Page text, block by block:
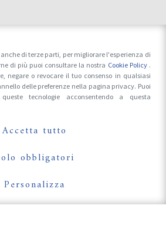
Stampa e Fotografi
Follow Us On
di terze parti, per migliorare l'esperienza di
di più puoi consultare la nostra Cookie Policy .
negare o revocare il tuo consenso in qualsiasi
delle preferenze nella pagina privacy. Puoi
tecnologie acconsentendo a questa
Accetta tutto
obbligatori
Personalizza